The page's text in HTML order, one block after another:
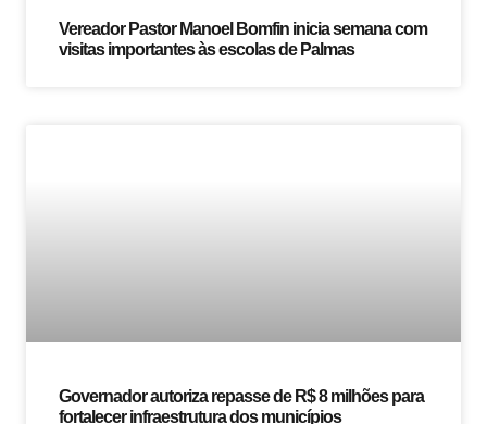
Vereador Pastor Manoel Bomfin inicia semana com
visitas importantes às escolas de Palmas
Governador autoriza repasse de R$ 8 milhões para
fortalecer infraestrutura dos municípios